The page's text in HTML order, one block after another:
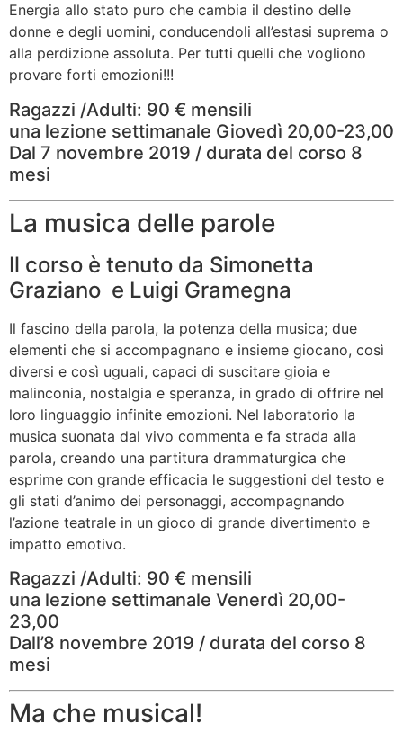
Energia allo stato puro che cambia il destino delle
donne e degli uomini, conducendoli all’estasi suprema o
alla perdizione assoluta. Per tutti quelli che vogliono
provare forti emozioni!!!
Ragazzi /Adulti: 90 € mensili
una lezione settimanale Giovedì 20,00-23,00
Dal 7 novembre 2019 / durata del corso 8
mesi
La musica delle parole
Il corso è tenuto da Simonetta
Graziano e Luigi Gramegna
Il fascino della parola, la potenza della musica; due
elementi che si accompagnano e insieme giocano, così
diversi e così uguali, capaci di suscitare gioia e
malinconia, nostalgia e speranza, in grado di offrire nel
loro linguaggio infinite emozioni. Nel laboratorio la
musica suonata dal vivo commenta e fa strada alla
parola, creando una partitura drammaturgica che
esprime con grande efficacia le suggestioni del testo e
gli stati d’animo dei personaggi, accompagnando
l’azione teatrale in un gioco di grande divertimento e
impatto emotivo.
Ragazzi /Adulti: 90 € mensili
una lezione settimanale Venerdì 20,00-
23,00
Dall’8 novembre 2019 / durata del corso 8
mesi
Ma che musical!